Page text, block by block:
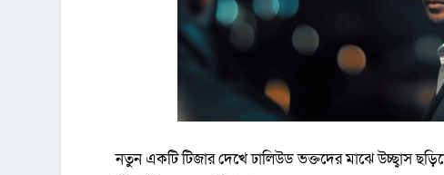
নতুন একটি টিজার দেখে ঢালিউড ভক্তদের মাঝে উচ্ছ্বাস